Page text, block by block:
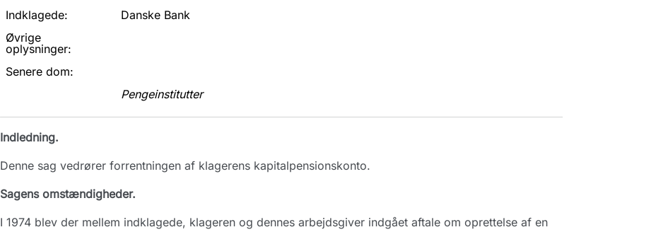
Indklagede:
Danske Bank
Øvrige
oplysninger:
Senere dom:
Pengeinstitutter
Indledning.
Denne sag vedrører forrentningen af klagerens kapitalpensionskonto.
Sagens omstændigheder.
I 1974 blev der mellem indklagede, klageren og dennes arbejdsgiver indgået aftale om oprettelse af en